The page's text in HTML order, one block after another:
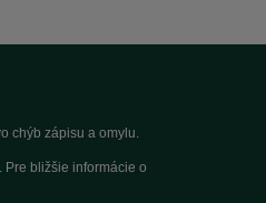
chýb zápisu a omylu.
bližšie informácie o